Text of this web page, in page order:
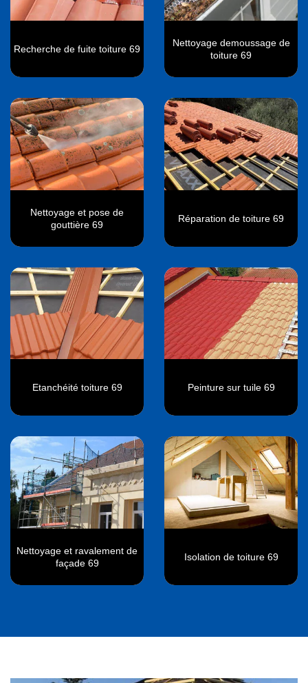
Recherche de fuite toiture 69
Nettoyage demoussage de
toiture 69
Nettoyage et pose de
gouttière 69
Réparation de toiture 69
Etanchéité toiture 69 Peinture sur tuile 69
Nettoyage et ravalement de
façade 69
Isolation de toiture 69